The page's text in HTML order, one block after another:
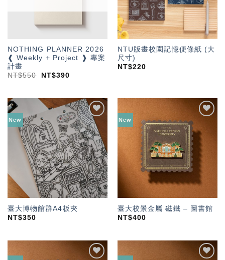
NOTHING PLANNER 2026
❰ Weekly + Project ❱ 專案
計畫
NT$550 NT$390
NTU版畫校園記憶便條紙 (大
尺寸)
NT$220
New
加入
「願
望輕
單」
臺大博物館群A4板夾
NT$350
New
「願
望輕
單」
臺大校景金屬 磁鐵 – 圖書館
NT$400